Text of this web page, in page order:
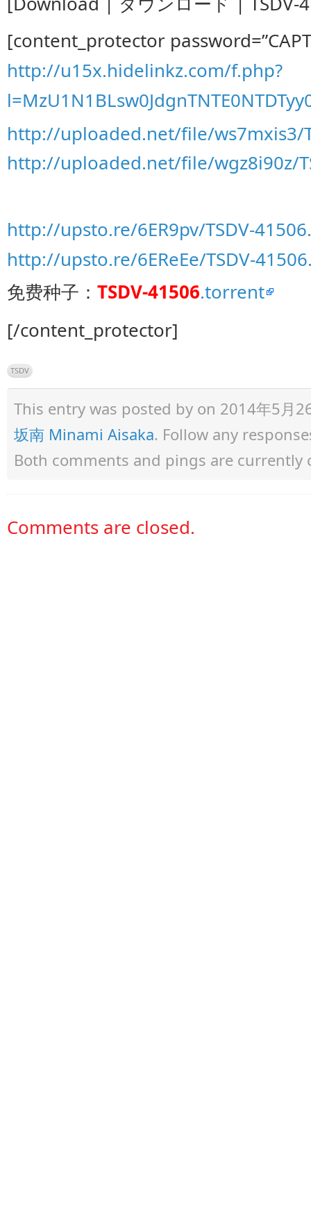
[content_protector
http://u15x.hidelinkz.com/f.php?
http://uploaded.net/file/ws7mxis3/
http://uploaded.net/file/wgz8i90z/
http://upsto.re/6ER9pv/TSDV-
http://upsto.re/6EReEe/TSDV-
免费种子： TSDV-41506.torrent
[/content_protector]
TSDV
This entry was posted by on 2014年5月
坂南 Minami Aisaka. Follow any
Both comments and pings are currently
Comments are closed.